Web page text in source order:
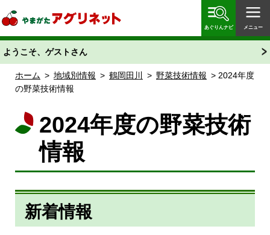
「あぐりん」
あぐりんナビ メニュー
ようこそ、ゲストさん
ホーム > 地域別情報 > 鶴岡田川 > 野菜技術情報 > 2024年度
の野菜技術情報
2024年度の野菜技術
情報
新着情報